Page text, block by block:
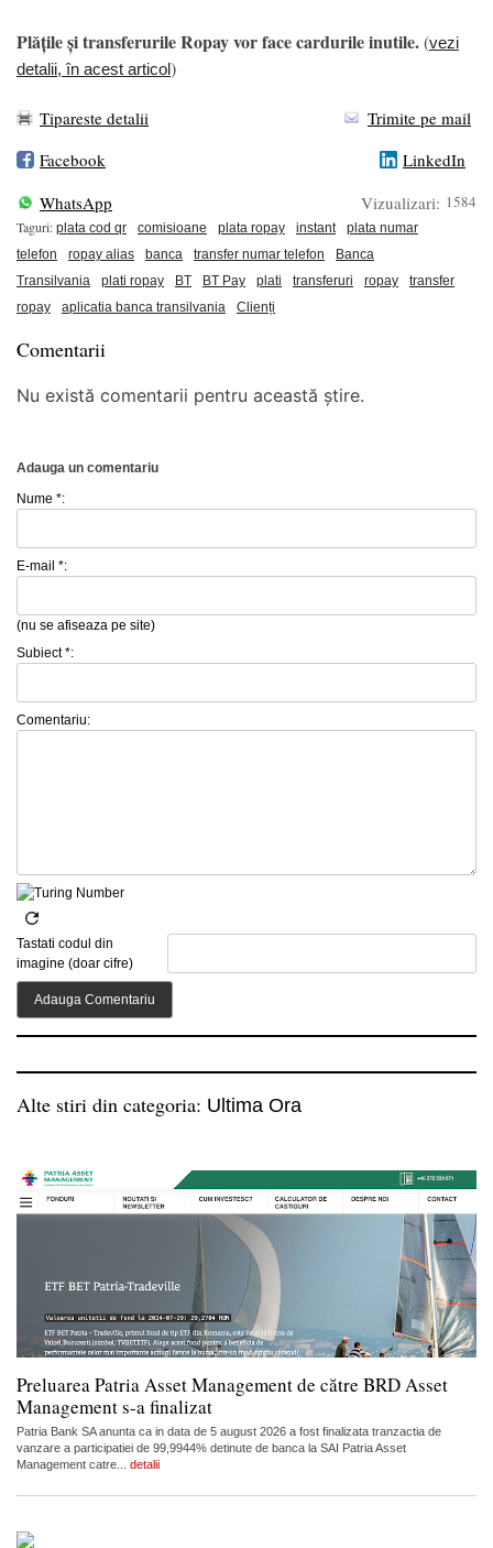
Plățile și transferurile Ropay vor face cardurile inutile.(vezi
detalii, în acest articol)
Tipareste detalii
Trimite pe mail
Facebook
LinkedIn
WhatsApp
Vizualizari: 1584
Taguri: plata cod qr comisioane plata ropay instant
plata numar
telefon
ropay alias banca transfer numar telefon
Banca
Transilvania
plati ropay BT BT Pay plati transferuri ropay
transfer
ropay
aplicatia banca transilvania Clienți
Comentarii
Nu există comentarii pentru această știre.
Adauga un comentariu
Nume *:
E-mail *:
(nu se afiseaza pe site)
Subiect *:
Comentariu:
Tastati codul din
imagine (doar cifre)
Alte stiri din categoria: Ultima Ora
Preluarea Patria Asset Management de către BRD Asset
Management s-a finalizat
Patria Bank SA anunta ca in data de 5 august 2026 a fost finalizata tranzactia de
vanzare a participatiei de 99,9944% detinute de banca la SAI Patria Asset
Management catre... detalii